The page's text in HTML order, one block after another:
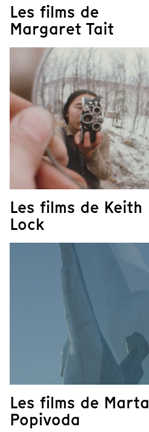
Les films de
Margaret Tait
Les films de Keith
Lock
Les films de Marta
Popivoda